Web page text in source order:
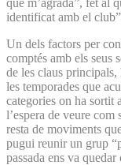
identificat amb el
Un dels factors per
comptés amb els seus
de les claus principals,
les temporades que
categories on ha sortit
l’espera de veure com
resta de moviments
pugui reunir un grup
passada ens va